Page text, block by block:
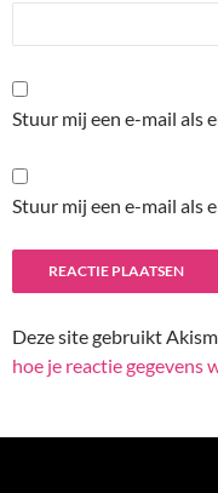
Stuur mij een e-mail als
Stuur mij een e-mail als
Deze site gebruikt
hoe je reactie gegevens